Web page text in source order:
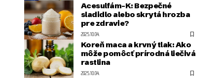
Acesulfám-K: Bezpečné
sladidlo alebo skrytá hrozba
pre zdravie?
2025.10.04.
Koreň maca a krvný tlak: Ako
môže pomôcť prírodná liečivá
rastlina
2025.10.04.